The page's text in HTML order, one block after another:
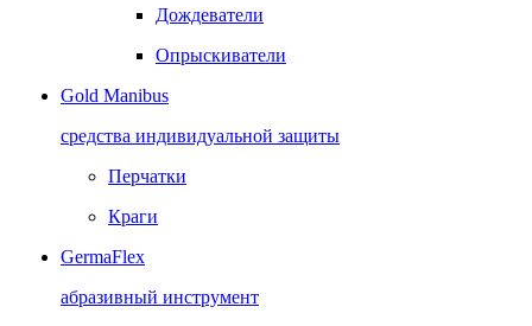
Дождеватели
Опрыскиватели
Gold Manibus
средства индивидуальной защиты
Перчатки
Краги
GermaFlex
абразивный инструмент